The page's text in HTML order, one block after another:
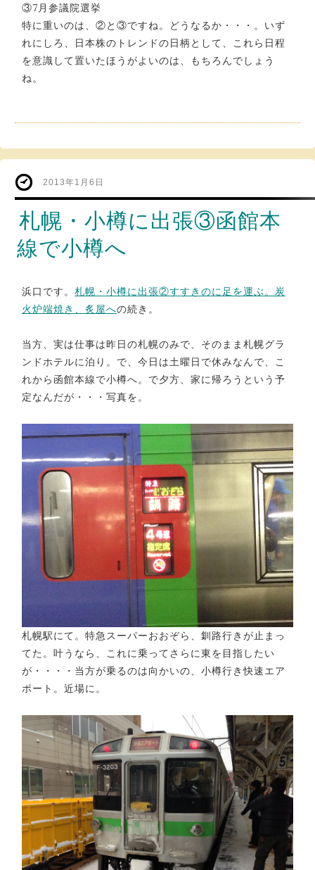
③7月参議院選挙
特に重いのは、②と③ですね。どうなるか・・・。いず
れにしろ、日本株のトレンドの日柄として、これら日程
を意識して置いたほうがよいのは、もちろんでしょう
ね。
2013年1月6日
札幌・小樽に出張③函館本
線で小樽へ
浜口です。 札幌・小樽に出張②すすきのに足を運ぶ。炭
火炉端焼き、炙屋への続き。
当方、実は仕事は昨日の札幌のみで、そのまま札幌グラ
ンドホテルに泊り。で、今日は土曜日で休みなんで、こ
れから函館本線で小樽へ。で夕方、家に帰ろうという予
定なんだが・・・写真を。
札幌駅にて。特急スーパーおおぞら、釧路行きが止まっ
てた。叶うなら、これに乗ってさらに東を目指したい
が・・・・当方が乗るのは向かいの、小樽行き快速エア
ポート。近場に。